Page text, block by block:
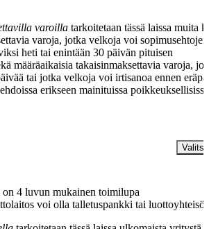
varoilla tarkoitetaan tässä laissa muita
varoja, jotka velkoja voi sopimusehtojen
heti tai enintään 30 päivän pituisen
määräaikaisia takaisinmaksettavia varoja,
tai jotka velkoja voi irtisanoa ennen
erikseen mainituissa poikkeuksellisissa
4 luvun mukainen toimilupa
voi olla talletuspankki tai luottoyhteisö.